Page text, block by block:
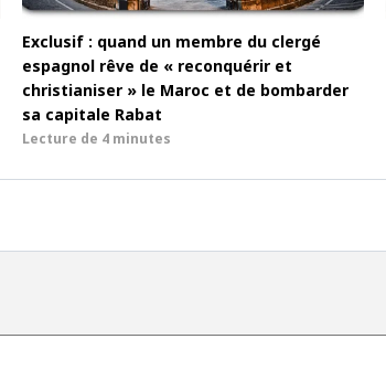
Exclusif : quand un membre du clergé
espagnol rêve de « reconquérir et
christianiser » le Maroc et de bombarder
sa capitale Rabat
Lecture de 4 minutes